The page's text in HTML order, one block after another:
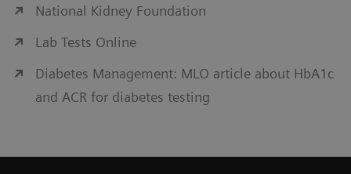
National Kidney Foundation
Lab Tests Online
Diabetes Management: MLO article about HbA1c
and ACR for diabetes testing